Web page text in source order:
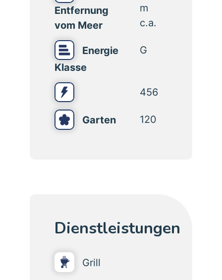
Entfernung
vom Meer
m
c.a.
Energie
Klasse
G
456
Garten 120
Dienstleistungen
Grill